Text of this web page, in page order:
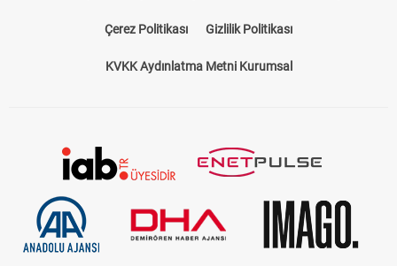
Çerez Politikası Gizlilik Politikası
KVKK Aydınlatma Metni Kurumsal